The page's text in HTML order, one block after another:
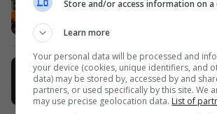
dhe standarde
Shell Kosova me
Shell
Store and/or access information on a
Learn more
Your personal data will be processed and
your device (cookies, unique identifiers, and
data) may be stored by, accessed by and
partners, or used specifically by this site. We
may use precise geolocation data. List of